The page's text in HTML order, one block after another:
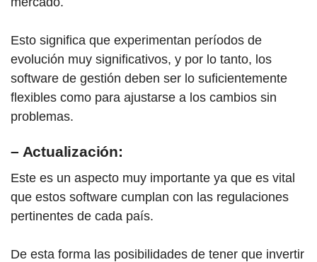
Esto significa que experimentan períodos de
evolución muy significativos, y por lo tanto, los
software de gestión deben ser lo suficientemente
flexibles como para ajustarse a los cambios sin
problemas.
– Actualización:
Este es un aspecto muy importante ya que es vital
que estos software cumplan con las regulaciones
pertinentes de cada país.
De esta forma las posibilidades de tener que invertir